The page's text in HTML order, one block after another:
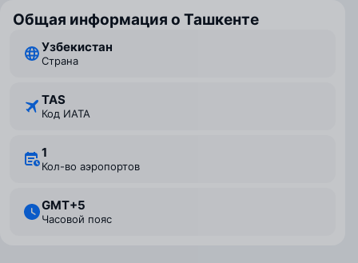
Общая информация о Ташкенте
Узбекистан
Страна
TAS
Код ИАТА
1
Кол-во аэропортов
GMT+5
Часовой пояс